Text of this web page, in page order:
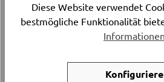
Ein Umfeld, in dem
können
Kurz gesagt
Wir suchen keine Verwalter.
Diese Website verwendet
bestmögliche Funktionalität
Informationen